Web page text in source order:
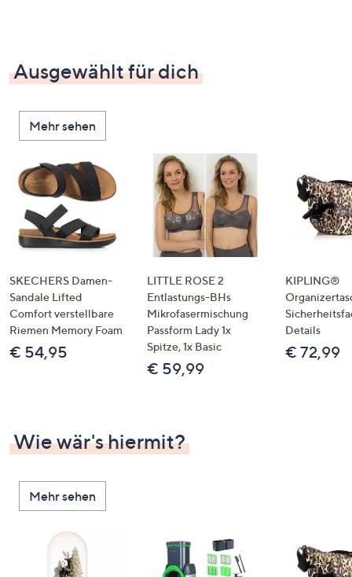
Ausgewählt für dich
Mehr sehen
SKECHERS Damen-
Sandale Lifted
Comfort verstellbare
Riemen Memory Foam
€ 54,95
LITTLE ROSE 2
Entlastungs-BHs
Mikrofasermischung
Passform Lady 1x
Spitze, 1x Basic
€ 59,99
KIPLING®
Details
€ 72,99
Wie wär's hiermit?
Mehr sehen